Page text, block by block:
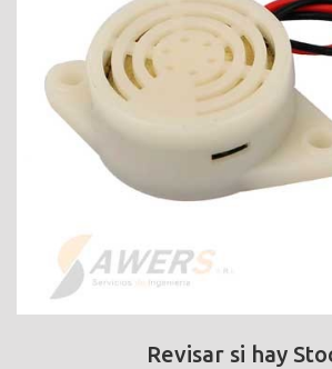
Revisar si hay